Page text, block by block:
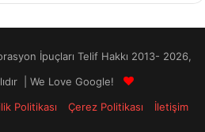
İpuçları Telif Hakkı 2013- 2026,
| We Love Google!
Politikası Çerez Politikası İletişim